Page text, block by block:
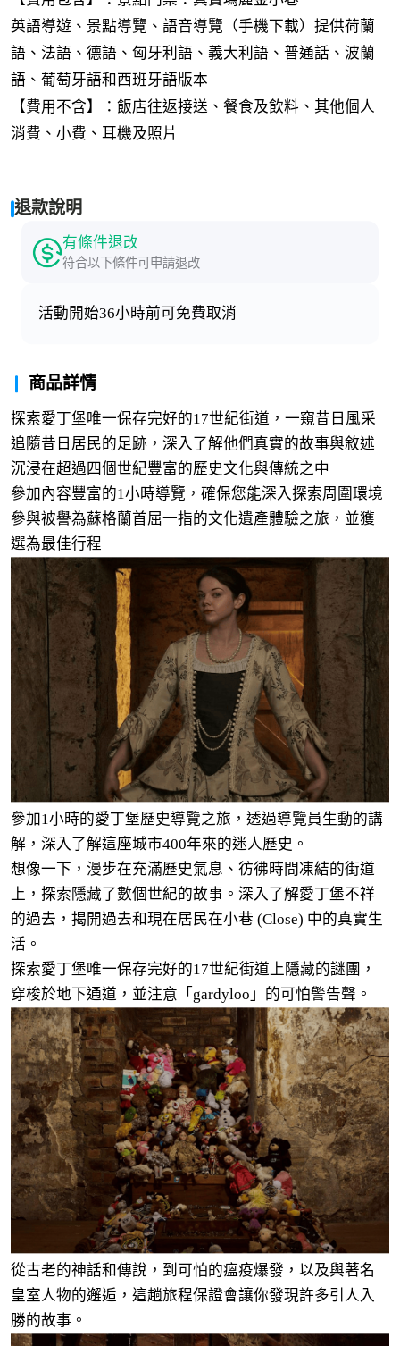
英語導遊、景點導覽、語音導覽（手機下載）提供荷蘭
語、法語、德語、匈牙利語、義大利語、普通話、波蘭
語、葡萄牙語和西班牙語版本
【費用不含】：飯店往返接送、餐食及飲料、其他個人
消費、小費、耳機及照片
退款說明
有條件退改
符合以下條件可申請退改
活動開始36小時前可免費取消
商品詳情
探索愛丁堡唯一保存完好的17世紀街道，一窺昔日風采
追隨昔日居民的足跡，深入了解他們真實的故事與敘述
沉浸在超過四個世紀豐富的歷史文化與傳統之中
參加內容豐富的1小時導覽，確保您能深入探索周圍環境
參與被譽為蘇格蘭首屈一指的文化遺產體驗之旅，並獲
選為最佳行程
參加1小時的愛丁堡歷史導覽之旅，透過導覽員生動的講
解，深入了解這座城市400年來的迷人歷史。
想像一下，漫步在充滿歷史氣息、彷彿時間凍結的街道
上，探索隱藏了數個世紀的故事。深入了解愛丁堡不祥
的過去，揭開過去和現在居民在小巷 (Close) 中的真實生
活。
探索愛丁堡唯一保存完好的17世紀街道上隱藏的謎團，
穿梭於地下通道，並注意「gardyloo」的可怕警告聲。
從古老的神話和傳說，到可怕的瘟疫爆發，以及與著名
皇室人物的邂逅，這趟旅程保證會讓你發現許多引人入
勝的故事。